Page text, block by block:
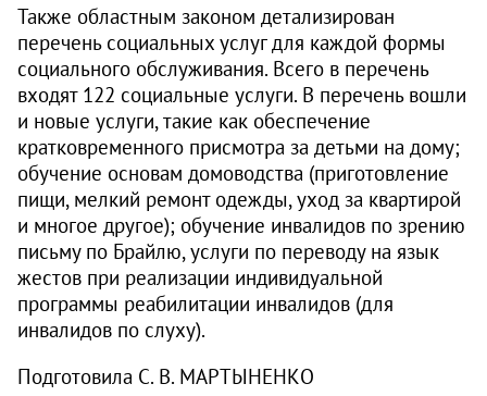
Также областным законом детализирован
перечень социальных услуг для каждой формы
социального обслуживания. Всего в перечень
входят 122 социальные услуги. В перечень вошли
и новые услуги, такие как обеспечение
кратковременного присмотра за детьми на дому;
обучение основам домоводства (приготовление
пищи, мелкий ремонт одежды, уход за квартирой
и многое другое); обучение инвалидов по зрению
письму по Брайлю, услуги по переводу на язык
жестов при реализации индивидуальной
программы реабилитации инвалидов (для
инвалидов по слуху).
Подготовила С. В. МАРТЫНЕНКО